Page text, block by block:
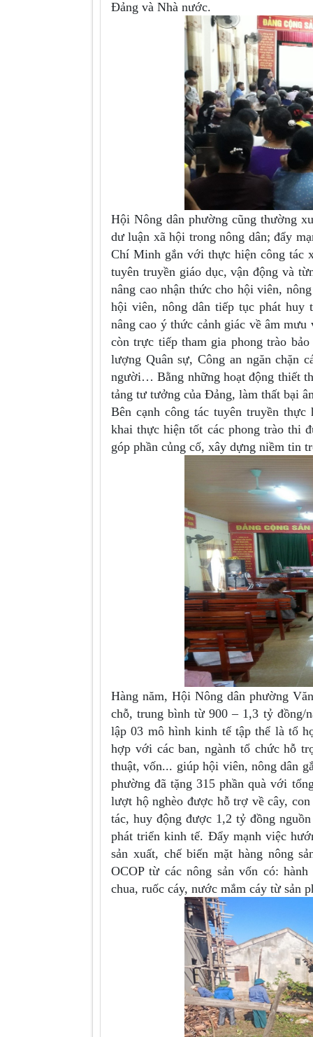
Đảng và Nhà nước.
Hội Nông dân phường cũng thường
dư luận xã hội trong nông dân; đẩy
Chí Minh gắn với thực hiện công tác
tuyên truyền giáo dục, vận động và
nâng cao nhận thức cho hội viên,
hội viên, nông dân tiếp tục phát huy
nâng cao ý thức cảnh giác về âm
còn trực tiếp tham gia phong trào
lượng Quân sự, Công an ngăn chặn
người… Bằng những hoạt động thiết
tảng tư tưởng của Đảng, làm thất bại
Bên cạnh công tác tuyên truyền
khai thực hiện tốt các phong trào thi
góp phần củng cố, xây dựng niềm tin
Hàng năm, Hội Nông dân phường
chỗ, trung bình từ 900 – 1,3 tỷ đồng/
lập 03 mô hình kinh tế tập thể là tổ
hợp với các ban, ngành tổ chức hỗ
thuật, vốn... giúp hội viên, nông dân
phường đã tặng 315 phần quà với
lượt hộ nghèo được hỗ trợ về cây,
tác, huy động được 1,2 tỷ đồng
phát triển kinh tế. Đẩy mạnh việc
sản xuất, chế biến mặt hàng nông
OCOP từ các nông sản vốn có:
chua, ruốc cáy, nước mắm cáy từ sản